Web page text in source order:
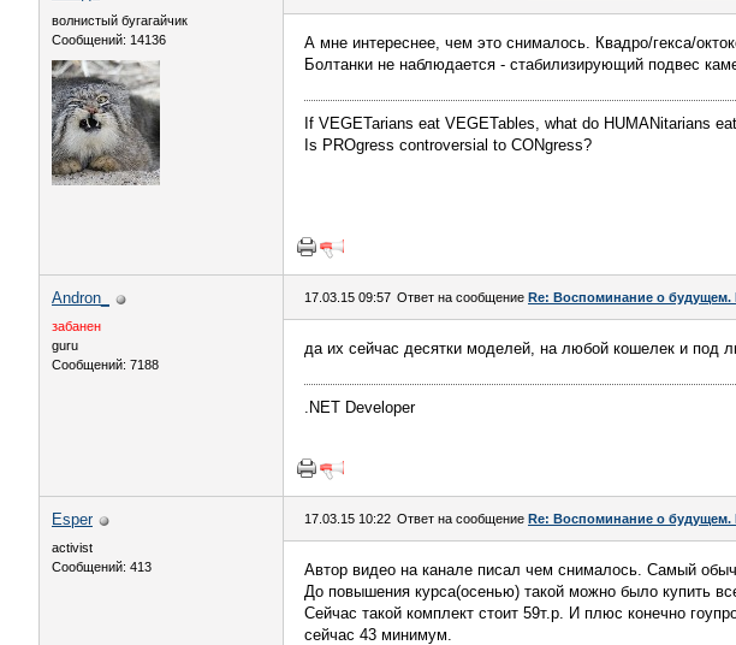
волнистый бугагайчик
Сообщений: 14136
А мне интереснее, чем это снималось. Квадро/гекса/
Болтанки не наблюдается - стабилизирующий подвес
If VEGETarians eat VEGETables, what do HUMANitarians
Is PROgress controversial to CONgress?
Andron_
забанен
guru
Сообщений: 7188
17.03.15 09:57 Ответ на сообщение Re: Воспоминание о будущем.
да их сейчас десятки моделей, на любой кошелек и под
.NET Developer
Esper
activist
Сообщений: 413
17.03.15 10:22 Ответ на сообщение Re: Воспоминание о будущем.
Автор видео на канале писал чем снималось. Самый
До повышения курса(осенью) такой можно было купить
Сейчас такой комплект стоит 59т.р. И плюс конечно
сейчас 43 минимум.